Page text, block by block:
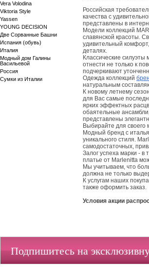
Vera Volodina
Viktoria Style
Yassen
YOUNG DECISION
Две Сорванные Башни
Испания (обувь)
Италия
Модный дом Галины
Васильевой
Россия
Сумки из Италии
Российская
качества с
представлены в
Модели коллекций
славянской красоты.
удивительный
деталях.
Классические
отнести не только к
подчеркивают
Одежда коллекций
натуральным
К новому летнему
для Вас самые
ярких эффектных
обаятельные
представлены
Выбирайте для
Модный бренд с
уникального стиля.
самодостаточных,
Залог успеха марки - в
платье от Marlenitta
Мы учитываем, что
должна не только
К услугам наших
также оформить заказ.
Условия акции
Подпишитесь на